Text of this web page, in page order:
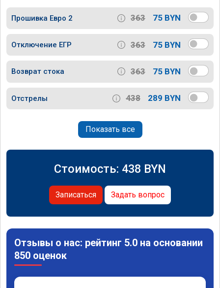
Прошивка Евро 2 363 75 BYN
Отключение ЕГР 363 75 BYN
Возврат стока 363 75 BYN
Отстрелы 438 289 BYN
Показать все
Стоимость: 438 BYN
Записаться Задать вопрос
Отзывы о нас: рейтинг 5.0 на основании
850 оценок